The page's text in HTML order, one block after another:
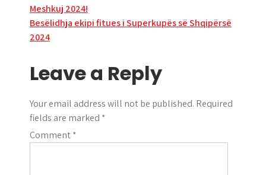
navigation
Meshkuj 2024!
Besëlidhja ekipi fitues i Superkupës së Shqipërsë
2024
Leave a Reply
Your email address will not be published. Required
fields are marked *
Comment*